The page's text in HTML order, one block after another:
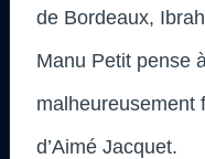
de Bordeaux,
Manu Petit pense
malheureusement
d’Aimé Jacquet.